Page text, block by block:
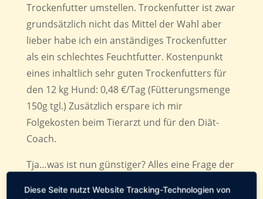
Trockenfutter umstellen. Trockenfutter ist zwar
grundsätzlich nicht das Mittel der Wahl aber
lieber habe ich ein anständiges Trockenfutter
als ein schlechtes Feuchtfutter. Kostenpunkt
eines inhaltlich sehr guten Trockenfutters für
den 12 kg Hund: 0,48 €/Tag (Fütterungsmenge
150g tgl.) Zusätzlich erspare ich mir
Folgekosten beim Tierarzt und für den Diät-
Coach.
Tja…was ist nun günstiger? Alles eine Frage der
Diese Seite nutzt Website Tracking-Technologien von